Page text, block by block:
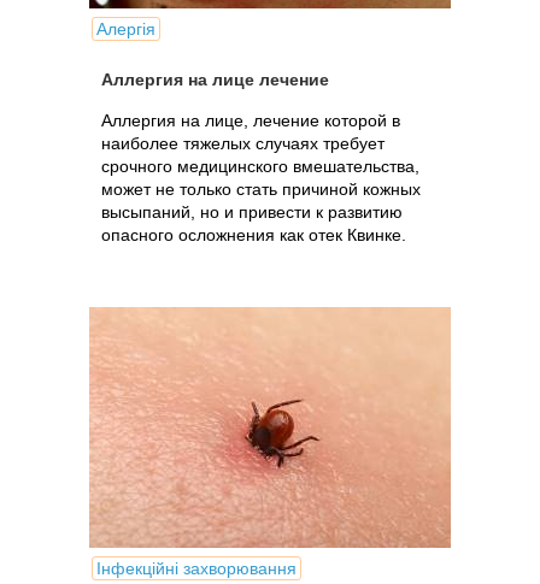
Алергія
Аллергия на лице лечение
Аллергия на лице, лечение которой в
наиболее тяжелых случаях требует
срочного медицинского вмешательства,
может не только стать причиной кожных
высыпаний, но и привести к развитию
опасного осложнения как отек Квинке.
Інфекційні захворювання